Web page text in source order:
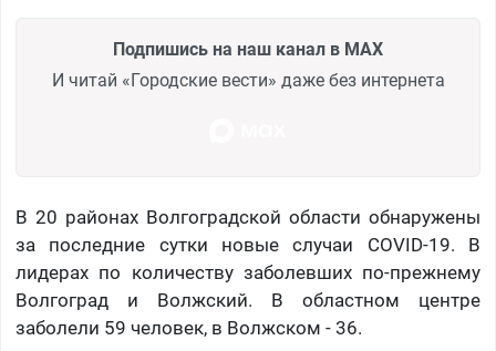
Подпишись на наш канал в MAX
И читай «Городские вести» даже без интернета
В 20 районах Волгоградской области обнаружены
за последние сутки новые случаи COVID-19. В
лидерах по количеству заболевших по-прежнему
Волгоград и Волжский. В областном центре
заболели 59 человек, в Волжском - 36.